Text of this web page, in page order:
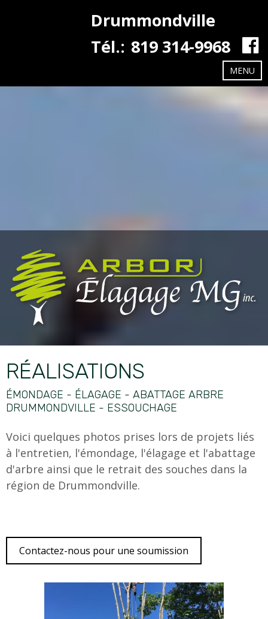
Drummondville
Tél.: 819 314-9968
MENU
RÉALISATIONS
ÉMONDAGE - ÉLAGAGE - ABATTAGE ARBRE
DRUMMONDVILLE - ESSOUCHAGE
Voici quelques photos prises lors de projets liés
à l'entretien, l'émondage, l'élagage et l'abattage
d'arbre ainsi que le retrait des souches dans la
région de Drummondville.
Contactez-nous pour une soumission